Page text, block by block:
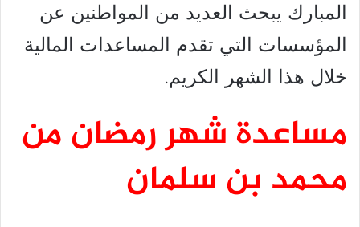
المبارك يبحث العديد من المواطنين عن
المؤسسات التي تقدم المساعدات المالية
خلال هذا الشهر الكريم.
مساعدة شهر رمضان من
محمد بن سلمان